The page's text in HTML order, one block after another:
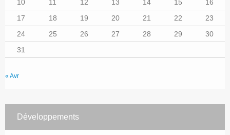
10
11 12 13 14 15
16
17
18 19 20 21 22
23
24
25 26 27 28 29
30
31
« Avr
Développements